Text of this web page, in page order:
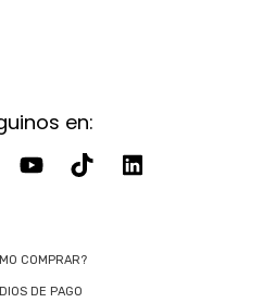
en:
COMPRAR?
DE PAGO